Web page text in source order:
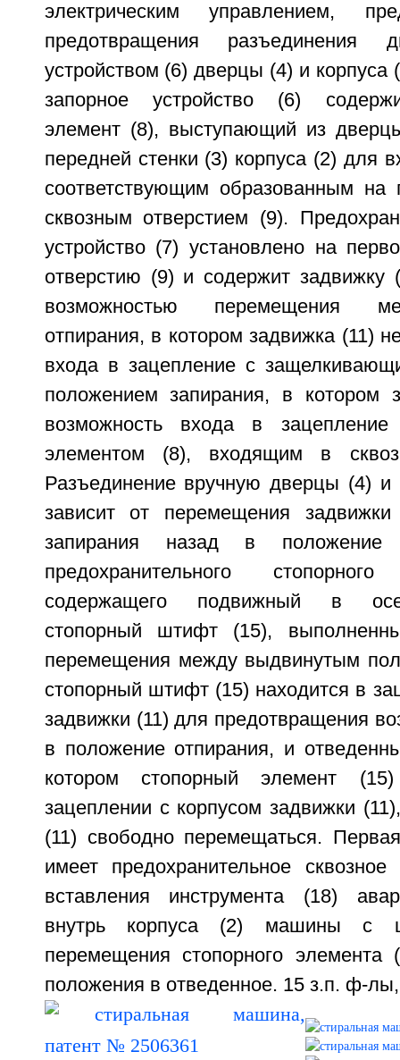
электрическим управлением,
предотвращения разъединения
устройством (6) дверцы (4) и
запорное устройство (6)
элемент (8), выступающий из
передней стенки (3) корпуса (2) для
соответствующим образованным на
сквозным отверстием (9).
устройство (7) установлено на
отверстию (9) и содержит задвижку
возможностью перемещения
отпирания, в котором задвижка (11)
входа в зацепление с
положением запирания, в котором
возможность входа в
элементом (8), входящим в
Разъединение вручную дверцы (4)
зависит от перемещения
запирания назад в
предохранительного
содержащего подвижный в
стопорный штифт (15),
перемещения между выдвинутым
стопорный штифт (15) находится в
задвижки (11) для предотвращения
в положение отпирания, и
котором стопорный элемент
зацеплении с корпусом задвижки
(11) свободно перемещаться.
имеет предохранительное
вставления инструмента (18)
внутрь корпуса (2) машины с
перемещения стопорного элемента
положения в отведенное. 15 з.п. ф-